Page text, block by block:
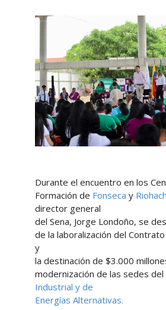
Durante el encuentro en los
Formación de Fonseca y
director general
del Sena, Jorge Londoño, se
de la laboralización del
y
la destinación de $3.000
modernización de las sedes del
Industrial y de
Energías Alternativas.